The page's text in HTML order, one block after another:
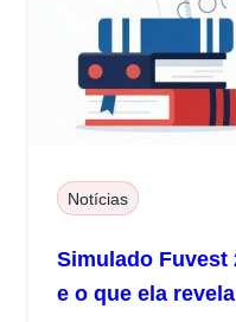
Notícias
Simulado Fuvest
e o que ela